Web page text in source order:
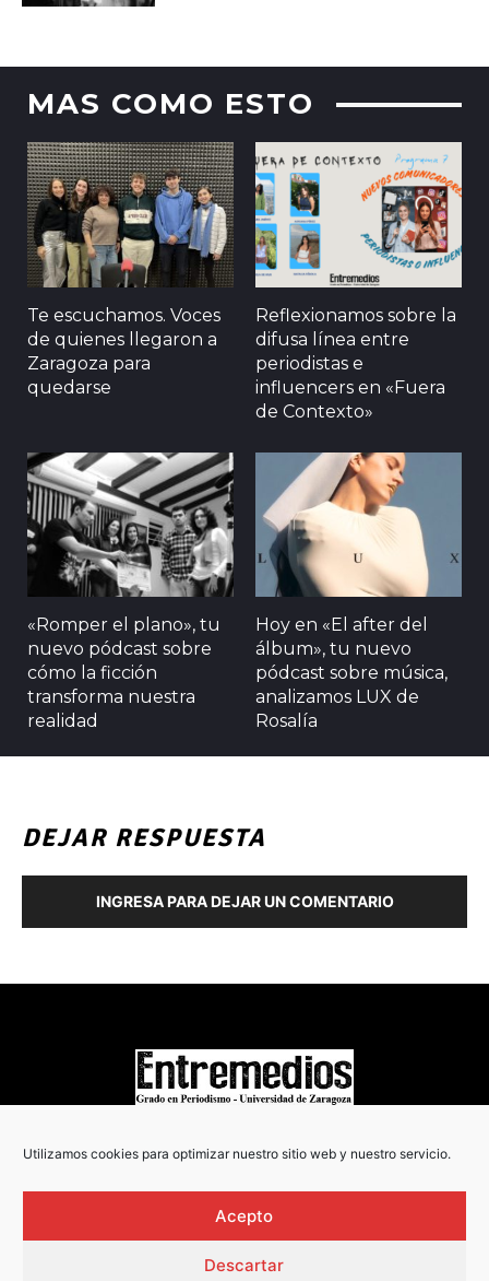
Utilizamos cookies para optimizar nuestro sitio web y nuestro servicio.
Acepto
Descartar
MAS COMO ESTO
Te escuchamos. Voces
de quienes llegaron a
Zaragoza para
quedarse
Reflexionamos sobre la
difusa línea entre
periodistas e
influencers en «Fuera
de Contexto»
«Romper el plano», tu
nuevo pódcast sobre
cómo la ficción
transforma nuestra
realidad
Hoy en «El after del
álbum», tu nuevo
pódcast sobre música,
analizamos LUX de
Rosalía
DEJAR RESPUESTA
INGRESA PARA DEJAR UN COMENTARIO